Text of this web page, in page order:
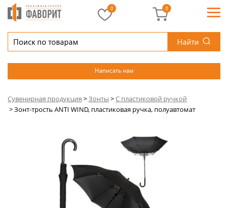
Найти
Написать нам
0 0
Сувенирная продукция >Зонты >С пластиковой ручкой
>Зонт-трость ANTI WIND, пластиковая ручка, полуавтомат